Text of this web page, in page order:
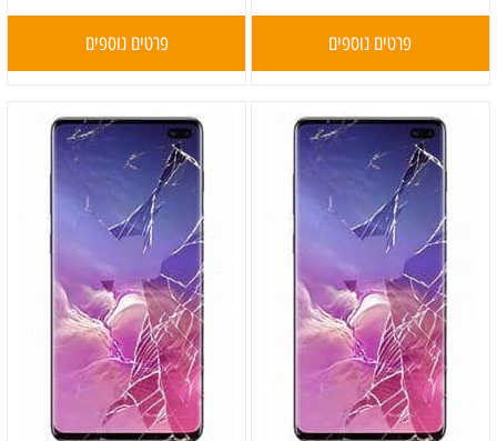
פרטים נוספים פרטים נוספים